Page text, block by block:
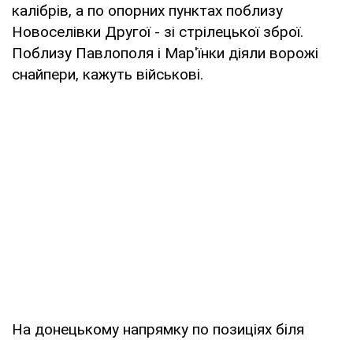
калібрів, а по опорних пунктах поблизу
Новоселівки Другої - зі стрілецької зброї.
Поблизу Павлополя і Мар'їнки діяли ворожі
снайпери, кажуть військові.
На донецькому напрямку по позиціях біля